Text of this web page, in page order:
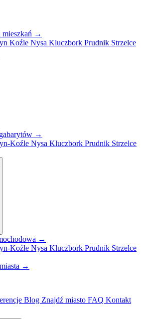
mieszkań →
Koźle Nysa Kluczbork Prudnik Strzelce
→
Koźle Nysa Kluczbork Prudnik Strzelce
→
Koźle Nysa Kluczbork Prudnik Strzelce
→
Blog Znajdź miasto FAQ Kontakt